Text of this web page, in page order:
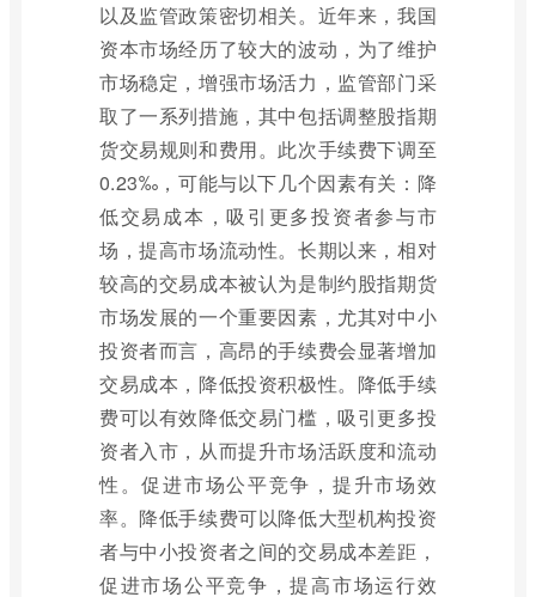
以及监管政策密切相关。近年来，我国
资本市场经历了较大的波动，为了维护
市场稳定，增强市场活力，监管部门采
取了一系列措施，其中包括调整股指期
货交易规则和费用。此次手续费下调至
0.23‰，可能与以下几个因素有关：降
低交易成本，吸引更多投资者参与市
场，提高市场流动性。长期以来，相对
较高的交易成本被认为是制约股指期货
市场发展的一个重要因素，尤其对中小
投资者而言，高昂的手续费会显著增加
交易成本，降低投资积极性。降低手续
费可以有效降低交易门槛，吸引更多投
资者入市，从而提升市场活跃度和流动
性。促进市场公平竞争，提升市场效
率。降低手续费可以降低大型机构投资
者与中小投资者之间的交易成本差距，
促进市场公平竞争，提高市场运行效